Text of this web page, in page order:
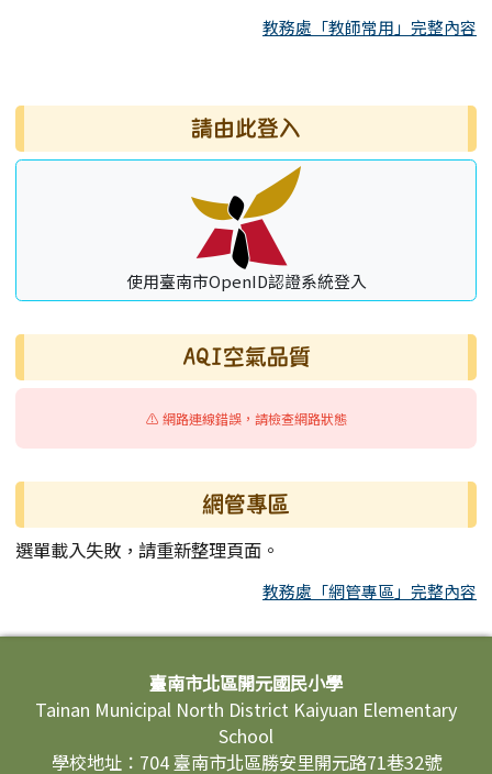
教務處「教師常用」完整內容
右邊區域內容 請由此登入
使用臺南市OpenID認證系統登入
AQI空氣品質
⚠️ 網路連線錯誤，請檢查網路狀態
網管專區
選單載入失敗，請重新整理頁面。
教務處「網管專區」完整內容
頁尾區域內容臺南市北區開元國民小學
Tainan Municipal North District Kaiyuan Elementary
School
學校地址：704 臺南市北區勝安里開元路71巷32號